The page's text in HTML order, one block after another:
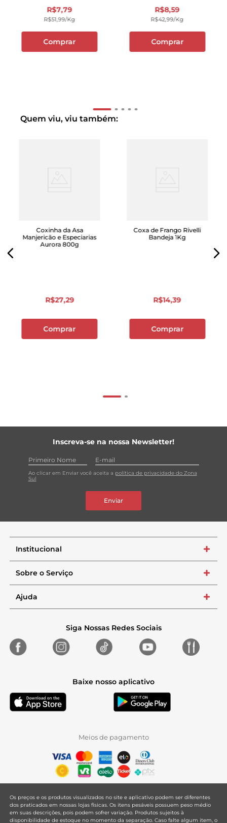
R$7,79
R$51,99/kg
Comprar
R$8,59
R$42,99/kg
Comprar
Quem viu, viu também:
Coxinha da Asa
Manjericão e Especiarias
Aurora 800g
R$27,29
Comprar
Coxa de Frango Rivelli
Bandeja 1Kg
R$14,39
Comprar
Inscreva-se na nossa Newsletter!
Ao clicar em Enviar você aceita a política de privacidade do Zona
Sul
Enviar
Institucional +
Sobre o Serviço +
Ajuda +
Siga Nossas Redes Sociais
Baixe nosso aplicativo
Meios de pagamento
Os preços e os produtos visualizados no site e aplicativo podem ser diferentes
dos praticados em nossas lojas físicas. Os itens pesáveis possuem peso médio
em suas descrições, pois podem sofrer variação. Produtos sujeitos à
disponibilidade de estoque no momento da separação. Caso falte algum item, o